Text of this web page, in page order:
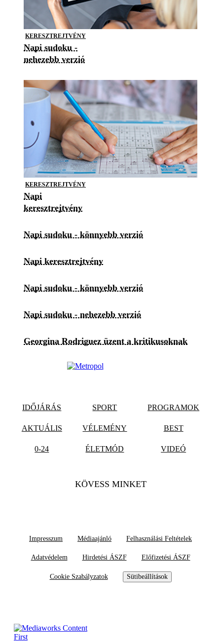
KERESZTREJTVÉNY
Napi sudoku -
nehezebb verzió
KERESZTREJTVÉNY
Napi
keresztrejtvény
Napi sudoku - könnyebb verzió
Napi keresztrejtvény
Napi sudoku - könnyebb verzió
Napi sudoku - nehezebb verzió
Georgina Rodriguez üzent a kritikusoknak
IDŐJÁRÁS SPORT PROGRAMOK
AKTUÁLIS VÉLEMÉNY BEST
0-24 ÉLETMÓD VIDEÓ
KÖVESS MINKET
Impresszum Médiaajánló Felhasználási Feltételek
Adatvédelem Hirdetési ÁSZF Előfizetési ÁSZF
Cookie Szabályzatok Sütibeállítások